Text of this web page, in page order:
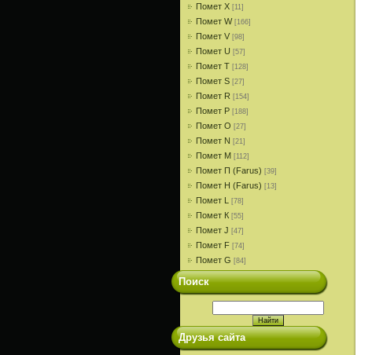
Помет X [11]
Помет W [166]
Помет V [98]
Помет U [57]
Помет T [128]
Помет S [27]
Помет R [154]
Помет P [188]
Помет О [27]
Помет N [21]
Помет M [112]
Помет П (Farus) [39]
Помет Н (Farus) [13]
Помет L [78]
Помет К [55]
Помет J [47]
Помет F [74]
Помет G [84]
Поиск
Друзья сайта